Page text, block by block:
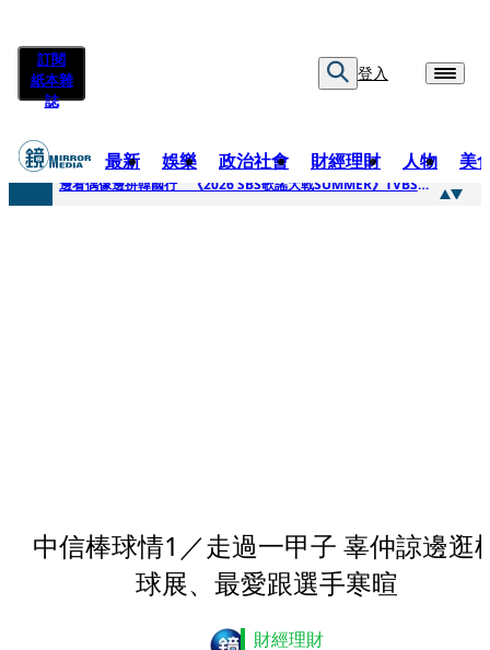
訂閱
紙本雜
誌
登入
最新 娛樂 政治社會 財經理財 人物 美
快訊
邊看偶像邊拚韓國行 《2026 SBS歌謠大戰SUMMER》TVBS直播祭追星福利
中信棒球情1／走過一甲子 辜仲諒邊逛
球展、最愛跟選手寒暄
財經理財